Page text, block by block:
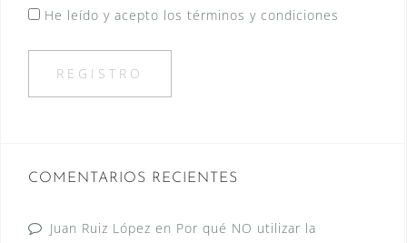
He leído y acepto los términos y condiciones
COMENTARIOS RECIENTES
Juan Ruiz López en Por qué NO utilizar la